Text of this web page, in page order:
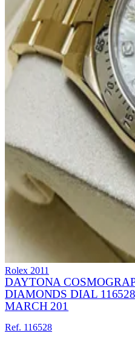
Rolex 2011
DAYTONA
DIAMONDS DIAL
MARCH 201
Ref. 116528